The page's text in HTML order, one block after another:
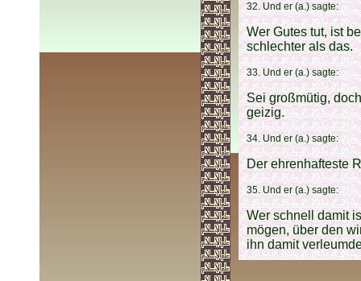
32. Und er (a.) sagte:
Wer Gutes tut, ist
schlechter als das.
33. Und er (a.) sagte:
Sei großmütig,
geizig.
34. Und er (a.) sagte:
Der ehrenhafteste
35. Und er (a.) sagte:
Wer schnell damit
mögen, über den
ihn damit